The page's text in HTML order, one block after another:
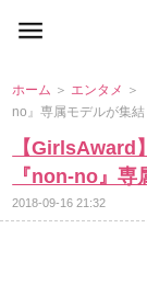
ホーム ＞ エンタメ ＞
no』専属モデルが集結
【GirlsAward
『non-no』専
2018-09-16 21:32